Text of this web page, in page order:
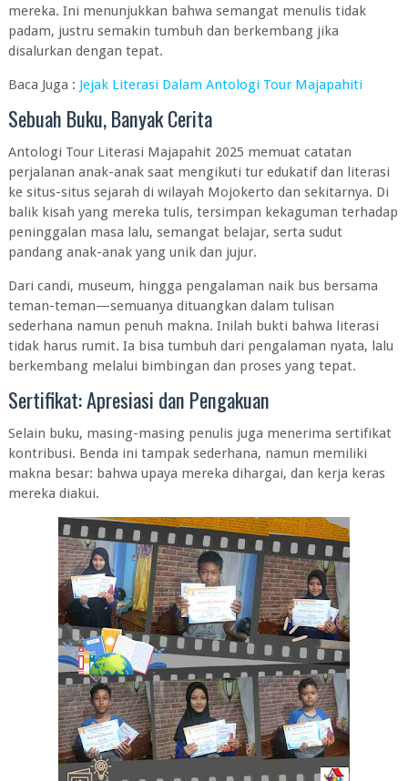
mereka. Ini menunjukkan bahwa semangat menulis tidak
padam, justru semakin tumbuh dan berkembang jika
disalurkan dengan tepat.
Baca Juga : Jejak Literasi Dalam Antologi Tour Majapahiti
Sebuah Buku, Banyak Cerita
Antologi Tour Literasi Majapahit 2025 memuat catatan
perjalanan anak-anak saat mengikuti tur edukatif dan literasi
ke situs-situs sejarah di wilayah Mojokerto dan sekitarnya. Di
balik kisah yang mereka tulis, tersimpan kekaguman terhadap
peninggalan masa lalu, semangat belajar, serta sudut
pandang anak-anak yang unik dan jujur.
Dari candi, museum, hingga pengalaman naik bus bersama
teman-teman—semuanya dituangkan dalam tulisan
sederhana namun penuh makna. Inilah bukti bahwa literasi
tidak harus rumit. Ia bisa tumbuh dari pengalaman nyata, lalu
berkembang melalui bimbingan dan proses yang tepat.
Sertifikat: Apresiasi dan Pengakuan
Selain buku, masing-masing penulis juga menerima sertifikat
kontribusi. Benda ini tampak sederhana, namun memiliki
makna besar: bahwa upaya mereka dihargai, dan kerja keras
mereka diakui.